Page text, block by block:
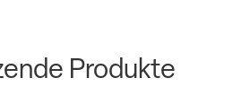
Produkte